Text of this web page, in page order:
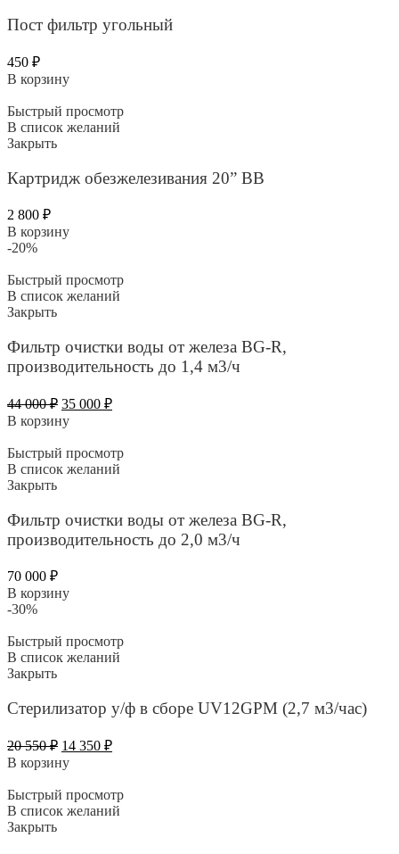
Пост фильтр угольный
450 ₽
В корзину
Быстрый просмотр
В список желаний
Закрыть
Картридж обезжелезивания 20” BB
2 800 ₽
В корзину
-20%
Быстрый просмотр
В список желаний
Закрыть
Фильтр очистки воды от железа BG-R,
производительность до 1,4 м3/ч
44 000₽ Первоначальная
цена
составляла
44
000 ₽.
35 000 ₽Текущая
000 ₽.
В корзину
Быстрый просмотр
В список желаний
Закрыть
Фильтр очистки воды от железа BG-R,
производительность до 2,0 м3/ч
70 000 ₽
В корзину
-30%
Быстрый просмотр
В список желаний
Закрыть
Стерилизатор у/ф в сборе UV12GPM (2,7 м3/час)
20 550₽ Первоначальная
цена
составляла
20
550 ₽.
14 350 ₽Текущая
350 ₽.
В корзину
Быстрый просмотр
В список желаний
Закрыть